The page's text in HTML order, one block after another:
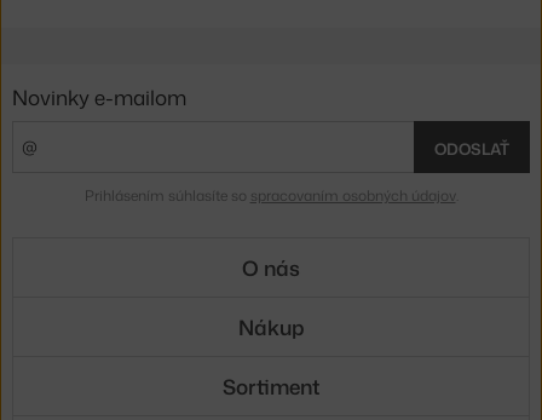
Novinky e-mailom
ODOSLAŤ
Prihlásením súhlasíte so spracovaním osobných údajov.
O nás
Nákup
Sortiment